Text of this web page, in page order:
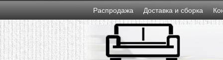
Распродажа Доставка и сборка